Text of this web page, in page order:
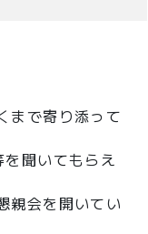
まで寄り添って
聞いてもらえ
親会を開いてい